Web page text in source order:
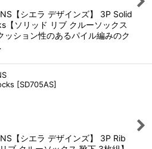
【シエラ デザインズ】 3P Solid
【ソリッド リブ クルーソックス
ッション性のあるパイル編みのク
[SD705AS]
【シエラ デザインズ】 3P Rib